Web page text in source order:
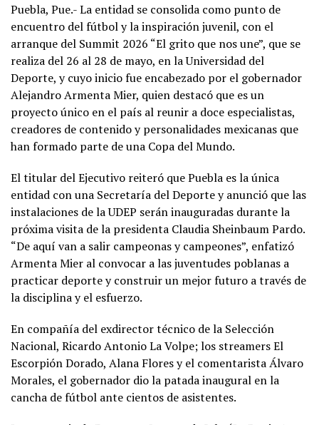
Puebla, Pue.- La entidad se consolida como punto de
encuentro del fútbol y la inspiración juvenil, con el
arranque del Summit 2026 “El grito que nos une”, que se
realiza del 26 al 28 de mayo, en la Universidad del
Deporte, y cuyo inicio fue encabezado por el gobernador
Alejandro Armenta Mier, quien destacó que es un
proyecto único en el país al reunir a doce especialistas,
creadores de contenido y personalidades mexicanas que
han formado parte de una Copa del Mundo.
El titular del Ejecutivo reiteró que Puebla es la única
entidad con una Secretaría del Deporte y anunció que las
instalaciones de la UDEP serán inauguradas durante la
próxima visita de la presidenta Claudia Sheinbaum Pardo.
“De aquí van a salir campeonas y campeones”, enfatizó
Armenta Mier al convocar a las juventudes poblanas a
practicar deporte y construir un mejor futuro a través de
la disciplina y el esfuerzo.
En compañía del exdirector técnico de la Selección
Nacional, Ricardo Antonio La Volpe; los streamers El
Escorpión Dorado, Alana Flores y el comentarista Álvaro
Morales, el gobernador dio la patada inaugural en la
cancha de fútbol ante cientos de asistentes.